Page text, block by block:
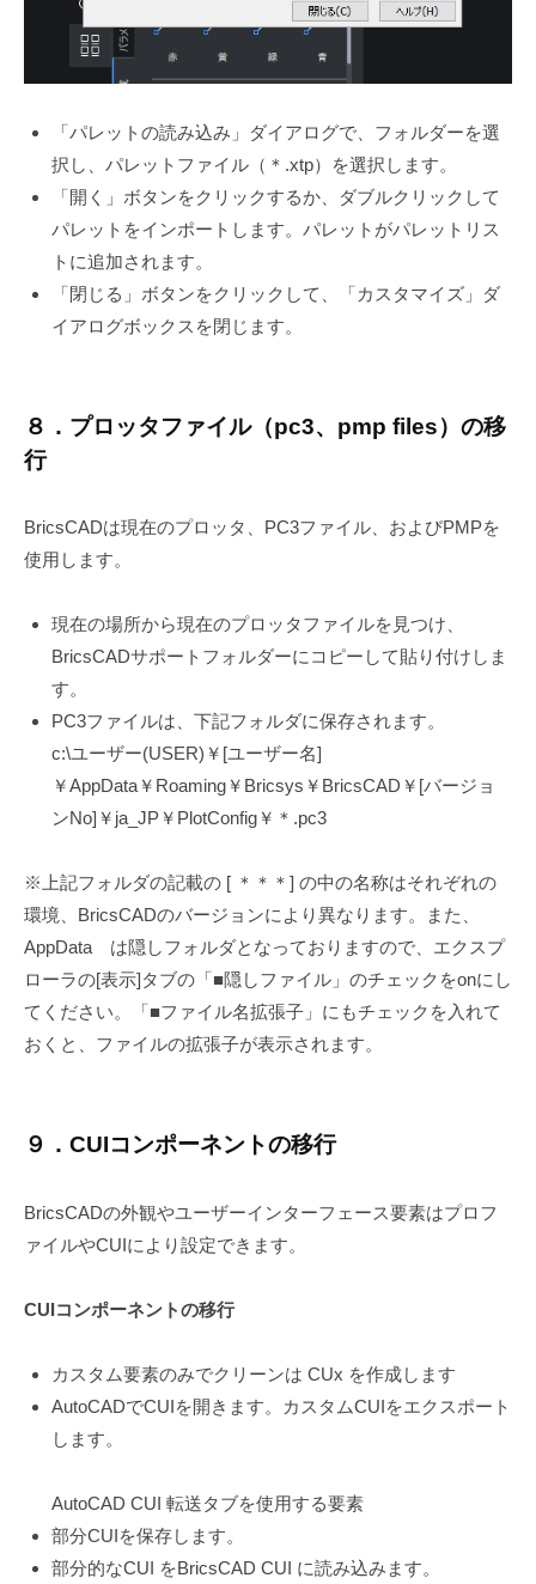
「パレットの読み込み」ダイアログで、フォルダーを選
択し、パレットファイル（＊.xtp）を選択します。
「開く」ボタンをクリックするか、ダブルクリックして
パレットをインポートします。パレットがパレットリス
トに追加されます。
「閉じる」ボタンをクリックして、「カスタマイズ」ダ
イアログボックスを閉じます。
８．プロッタファイル（pc3、pmp files）の移
行
BricsCADは現在のプロッタ、PC3ファイル、およびPMPを
使用します。
現在の場所から現在のプロッタファイルを見つけ、
BricsCADサポートフォルダーにコピーして貼り付けしま
す。
PC3ファイルは、下記フォルダに保存されます。
c:\ユーザー(USER)￥[ユーザー名]
￥AppData￥Roaming￥Bricsys￥BricsCAD￥[バージョ
ンNo]￥ja_JP￥PlotConfig￥＊.pc3
※上記フォルダの記載の [ ＊＊＊] の中の名称はそれぞれの
環境、BricsCADのバージョンにより異なります。また、
AppData は隠しフォルダとなっておりますので、エクスプ
ローラの[表示]タブの「■隠しファイル」のチェックをonにし
てください。「■ファイル名拡張子」にもチェックを入れて
おくと、ファイルの拡張子が表示されます。
９．CUIコンポーネントの移行
BricsCADの外観やユーザーインターフェース要素はプロフ
ァイルやCUIにより設定できます。
CUIコンポーネントの移行
カスタム要素のみでクリーンは CUx を作成します
AutoCADでCUIを開きます。カスタムCUIをエクスポート
します。
AutoCAD CUI 転送タブを使用する要素
部分CUIを保存します。
部分的なCUI をBricsCAD CUI に読み込みます。